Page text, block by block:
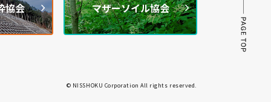
協会 マザーソイル協会
© NISSHOKU Corporation All rights reserved.